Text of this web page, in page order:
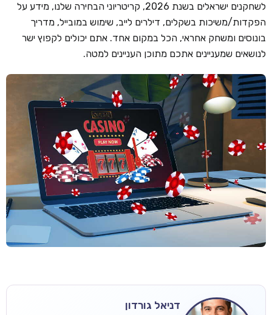
לשחקנים ישראלים בשנת 2026, קריטריוני הבחירה שלנו, מידע על
הפקדות/משיכות בשקלים, דילרים לייב, שימוש במובייל, מדריך
בונוסים ומשחק אחראי, הכל במקום אחד. אתם יכולים לקפוץ ישר
לנושאים שמעניינים אתכם מתוכן העניינים למטה.
דניאל גורדון